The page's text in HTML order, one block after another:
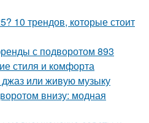
10 трендов, которые стоит
с подворотом 893
стиля и комфорта
или живую музыку
внизу: модная